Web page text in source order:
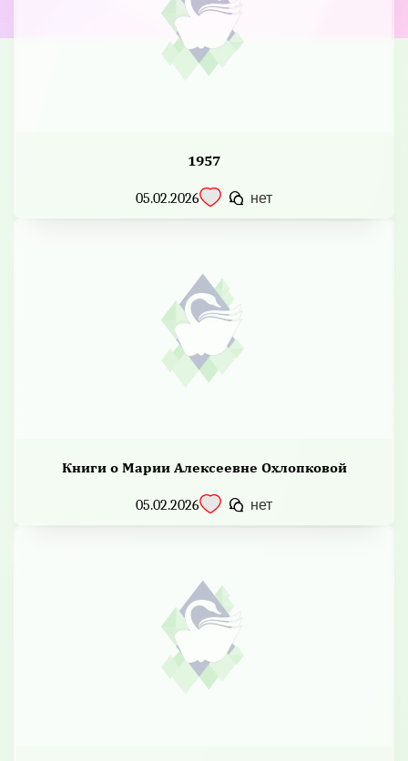
1957
05.02.2026 нет
Книги о Марии Алексеевне Охлопковой
05.02.2026 нет